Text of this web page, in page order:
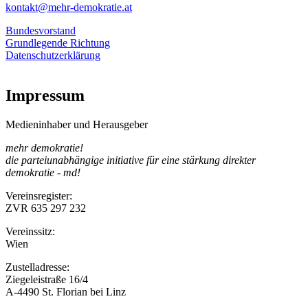
kontakt@mehr-demokratie.at
Bundesvorstand
Grundlegende Richtung
Datenschutzerklärung
Impressum
Medieninhaber und Herausgeber
mehr demokratie!
die parteiunabhängige initiative für eine stärkung direkter
demokratie - md!
Vereinsregister:
ZVR 635 297 232
Vereinssitz:
Wien
Zustelladresse:
Ziegeleistraße 16/4
A-4490 St. Florian bei Linz